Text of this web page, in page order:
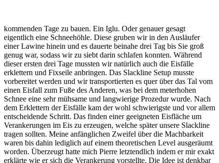
kommenden Tage zu bauen. Ein Iglu. Oder genauer gesagt
eigentlich eine Schneehöhle. Diese gruben wir in den Ausläufer
einer Lawine hinein und es dauerte beinahe drei Tag bis Sie groß
genug war, sodass wir zu siebt darin schlafen konnten. Während
dieser ersten drei Tage mussten wir natürlich auch die Eisfälle
erklettern und Fixseile anbringen. Das Slackline Setup musste
vorbereitet werden und wir transportierten es quer über das Tal vom
einen Eisfall zum Fuße des Anderen, was bei dem meterhohen
Schnee eine sehr mühsame und langwierige Prozedur wurde. Nach
dem Erklettern der Eisfälle kam der wohl schwierigste und vor allem
entscheidende Schritt. Das finden einer geeigneten Eisfläche um
Verankerungen im Eis zu erzeugen, welche später unsere Slackline
tragen sollten. Meine anfänglichen Zweifel über die Machbarkeit
waren bis dahin lediglich auf einem theoretischen Level ausgeräumt
worden. Überzeugt hatte mich Pierre letztendlich indem er mir exakt
erklärte wie er sich die Verankerung vorstellte. Die Idee ist denkbar